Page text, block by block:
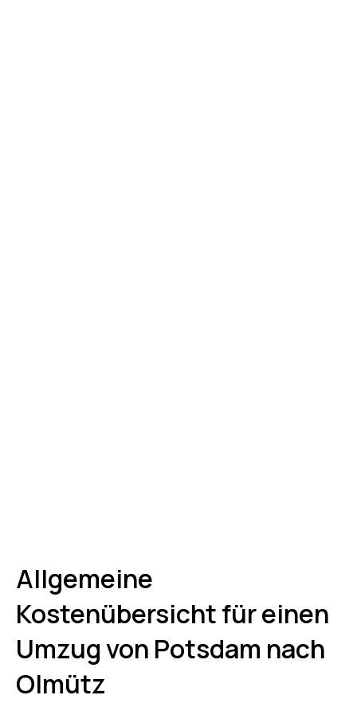
Allgemeine
Kostenübersicht für einen
Umzug von Potsdam nach
Olmütz